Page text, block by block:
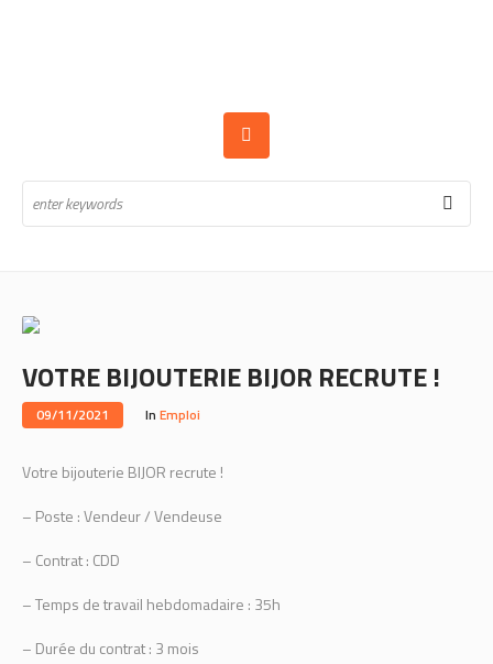
VOTRE BIJOUTERIE BIJOR RECRUTE !
09/11/2021 In Emploi
Votre bijouterie BIJOR recrute !
– Poste : Vendeur / Vendeuse
– Contrat : CDD
– Temps de travail hebdomadaire : 35h
– Durée du contrat : 3 mois